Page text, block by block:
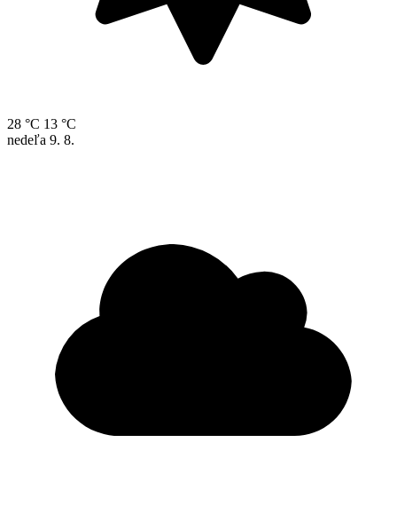
28 °C 13 °C
nedeľa 9. 8.